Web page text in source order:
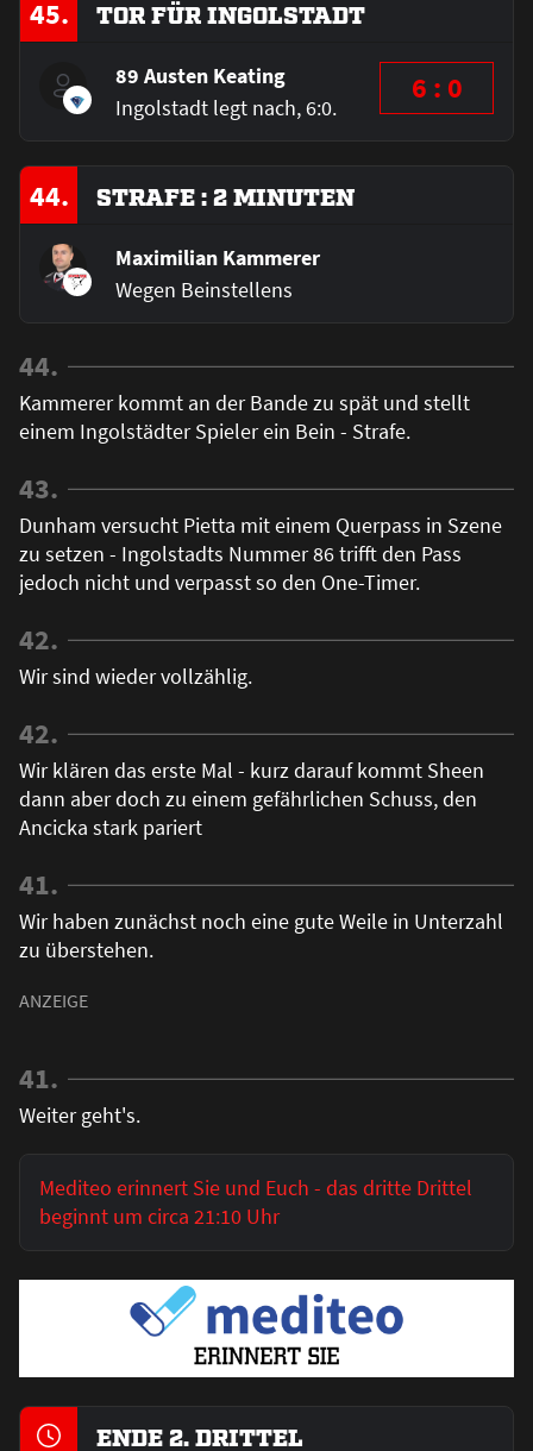
45. TOR FÜR INGOLSTADT
89 Austen Keating
Ingolstadt legt nach, 6:0.
6 : 0
44. STRAFE : 2 MINUTEN
Maximilian Kammerer
Wegen Beinstellens
44.
Kammerer kommt an der Bande zu spät und stellt
einem Ingolstädter Spieler ein Bein - Strafe.
43.
Dunham versucht Pietta mit einem Querpass in Szene
zu setzen - Ingolstadts Nummer 86 trifft den Pass
jedoch nicht und verpasst so den One-Timer.
42.
Wir sind wieder vollzählig.
42.
Wir klären das erste Mal - kurz darauf kommt Sheen
dann aber doch zu einem gefährlichen Schuss, den
Ancicka stark pariert
41.
Wir haben zunächst noch eine gute Weile in Unterzahl
zu überstehen.
41.
Weiter geht's.
Mediteo erinnert Sie und Euch - das dritte Drittel
beginnt um circa 21:10 Uhr
ENDE 2. DRITTEL